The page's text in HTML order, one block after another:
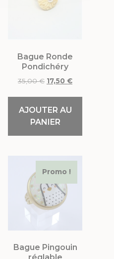
Bague Ronde
Pondichéry
35,00€ 17,50 €
AJOUTER AU
PANIER
Promo !
Bague Pingouin